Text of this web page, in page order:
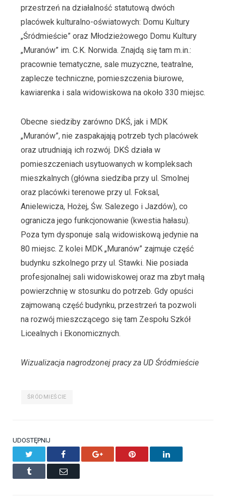
przestrzeń na działalność statutową dwóch
placówek kulturalno-oświatowych: Domu Kultury
„Śródmieście” oraz Młodzieżowego Domu Kultury
„Muranów” im. C.K. Norwida. Znajdą się tam m.in.:
pracownie tematyczne, sale muzyczne, teatralne,
zaplecze techniczne, pomieszczenia biurowe,
kawiarenka i sala widowiskowa na około 330 miejsc.
Obecne siedziby zarówno DKŚ, jak i MDK
„Muranów”, nie zaspakajają potrzeb tych placówek
oraz utrudniają ich rozwój. DKŚ działa w
pomieszczeniach usytuowanych w kompleksach
mieszkalnych (główna siedziba przy ul. Smolnej
oraz placówki terenowe przy ul. Foksal,
Anielewicza, Hożej, Św. Salezego i Jazdów), co
ogranicza jego funkcjonowanie (kwestia hałasu).
Poza tym dysponuje salą widowiskową jedynie na
80 miejsc. Z kolei MDK „Muranów” zajmuje część
budynku szkolnego przy ul. Stawki. Nie posiada
profesjonalnej sali widowiskowej oraz ma zbyt małą
powierzchnię w stosunku do potrzeb. Gdy opuści
zajmowaną część budynku, przestrzeń ta pozwoli
na rozwój mieszczącego się tam Zespołu Szkół
Licealnych i Ekonomicznych.
Wizualizacja nagrodzonej pracy za UD Śródmieście
ŚRÓDMIEŚCIE
UDOSTĘPNIJ
Facebook Google+ Pinterest LinkedIn
Tumblr Email